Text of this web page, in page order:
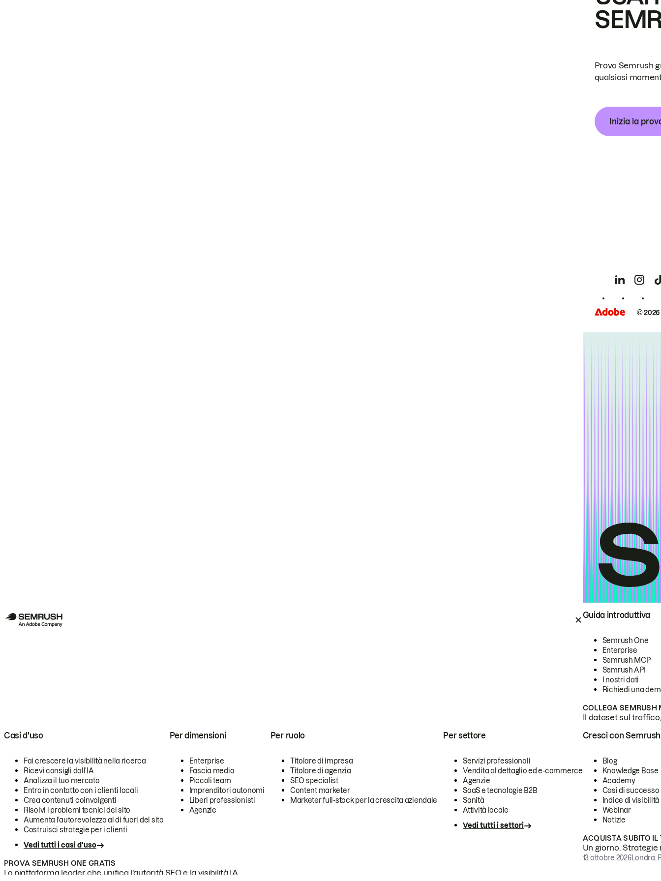
Guida introduttiva
Semrush One
Enterprise
Semrush MCP
Semrush API
I nostri dati
Richiedi una
COLLEGA SEMRUSH
Il dataset sul
Casi d'uso
Fai crescere la visibilità nella ricerca
Ricevi consigli dall'IA
Analizza il tuo mercato
Entra in contatto con i clienti locali
Crea contenuti coinvolgenti
Risolvi i problemi tecnici del sito
Aumenta l'autorevolezza al di fuori del sito
Costruisci strategie per i clienti
Vedi tutti i casi d'uso
Per dimensioni
Enterprise
Fascia media
Piccoli team
Imprenditori autonomi
Liberi professionisti
Agenzie
Per ruolo
Titolare di impresa
Titolare di agenzia
SEO specialist
Content marketer
Marketer full-stack per la crescita aziendale
Per settore
Servizi professionali
Vendita al dettaglio ed e-commerce
Agenzie
SaaS e tecnologie B2B
Sanità
Attività locale
Vedi tutti i settori
PROVA SEMRUSH ONE GRATIS
La piattaforma leader che unifica l'autorità SEO e la visibilità IA.
Cresci con Semrush
Blog
Knowledge Base
Academy
Casi di successo
Indice di visibilità
Webinar
Notizie
ACQUISTA SUBITO IL
Un giorno.
13 ottobre 2026Londra,
Prova Semrush
qualsiasi
Inizia la
©